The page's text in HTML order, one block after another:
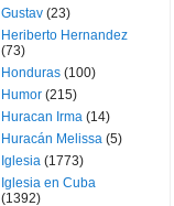
Gustav (23)
Heriberto Hernandez
(73)
Honduras (100)
Humor (215)
Huracan Irma (14)
Huracán Melissa (5)
Iglesia (1773)
Iglesia en Cuba
(1392)